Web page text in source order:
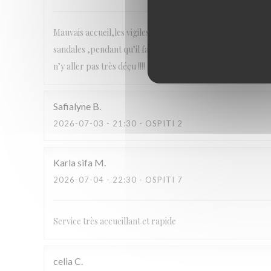
Mauvais accueil,les vigiles sont très arrogants,serveuse
sandales ,pendant qu’il faisait rentrer des filles en
n’y aller pas très déçu !!!!
Safialyne B
2026-07-03 - 21:30 - OSPITI 2
Karla sifa M
2026-07-04 - 22:30 - OSPITI 7
Service très accueillant et rapide
celia C